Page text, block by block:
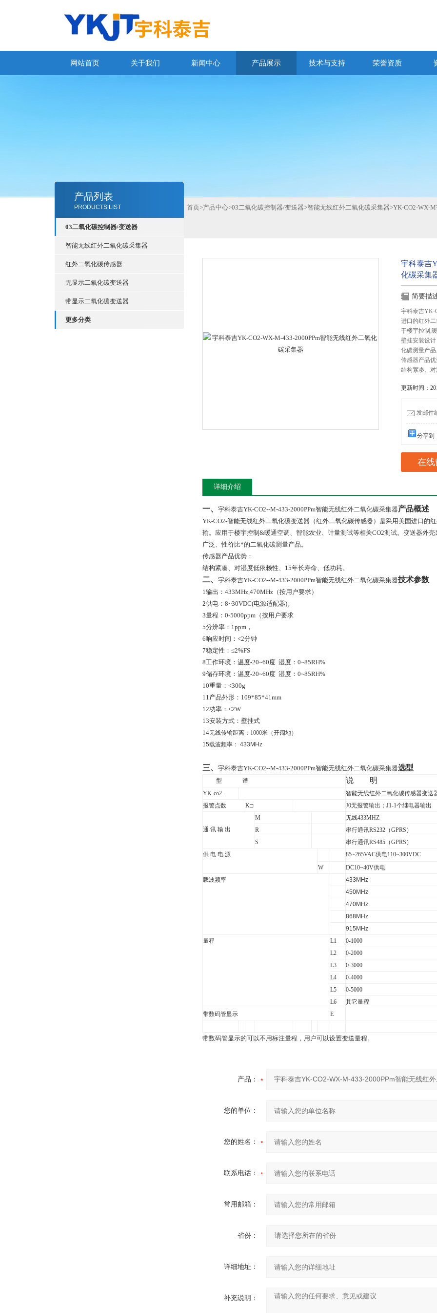
网站首页 关于我们 新闻中心 产品展示 技术与支持 荣誉资质
产品列表
PRODUCTS LIST
03二氧化碳控制器/变送器
智能无线红外二氧化碳采集器
红外二氧化碳传感器
无显示二氧化碳变送器
带显示二氧化碳变送器
更多分类
首页>产品中心>03二氧化碳控制器/变送器>智能无线红外二氧化碳采集器>YK-CO2-WX-
宇科泰吉
化碳采集
简要描
宇科泰吉YK-
进口的红外
于楼宇控制;
壁挂安装设
化碳测量产
传感器产品
结构紧凑、
更新时间：
发邮件
分享到
在线
详细介绍
一、 宇科泰吉YK-CO2--M-433-2000PPm智能无线红外二氧化碳采集器产品概述
YK-CO2-智能无线红外二氧化碳变送器（红外二氧化碳传感器）是采用美国进口的
输。应用于楼宇控制 &暖通空调、智能农业、计量测试等相关CO2测试。变送器外
广泛、性价比*的二氧化碳测量产品。
传感器产品优势：
结构紧凑、对湿度低依赖性、 15年长寿命、低功耗。
二、 宇科泰吉YK-CO2--M-433-2000PPm智能无线红外二氧化碳采集器技术参数
1输出： 433MHz,470MHz （按用户要求）
2供电： 8~30VDC(电源适配器)。
3量程： 0-5000ppm （按用户要求
5分辨率： 1ppm ，
6响应时间：<2分钟
7稳定性： ≤2%FS
8工作环境：温度-20~60度 湿度： 0~85RH%
9储存环境：温度-20~60度 湿度： 0~85RH%
10重量： <300g
11产品外形： 109*85*41mm
12功率： <2W
13安装方式：壁挂式
14无线传输距离：1000米（开阔地）
15载波频率： 433MHz
三、 宇科泰吉YK-CO2--M-433-2000PPm智能无线红外二氧化碳采集器选型
型 谱 说 明
YK-co2-
智能无线红外二氧化碳传感器变送
报警点数
K□ J0无报警输出；J1-1个继电器输出
通 讯 输 出
M
无线433MHZ
R
串行通讯RS232（GPRS）
S
串行通讯RS485（GPRS）
供 电 电 源
85~265VAC供电110~300VDC
W
DC10~40V供电
载波频率
433MHz
450MHz
470MHz
868MHz
915MHz
量程
L1
0-1000
L2
0-2000
L3
0-3000
L4
0-4000
L5
0-5000
L6
其它量程
带数码管显示
E
带数码管显示的可以不用标注量程，用户可以设置变送量程。
产品：
您的单位：
您的姓名：
联系电话：
常用邮箱：
省份：
详细地址：
补充说明：